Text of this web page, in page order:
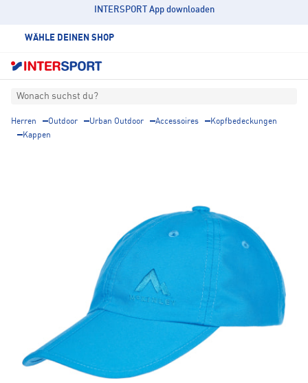
INTERSPORT App downloaden
WÄHLE DEINEN SHOP
Wonach suchst du?
Herren Outdoor Urban Outdoor Accessoires
Kopfbedeckungen
Kappen